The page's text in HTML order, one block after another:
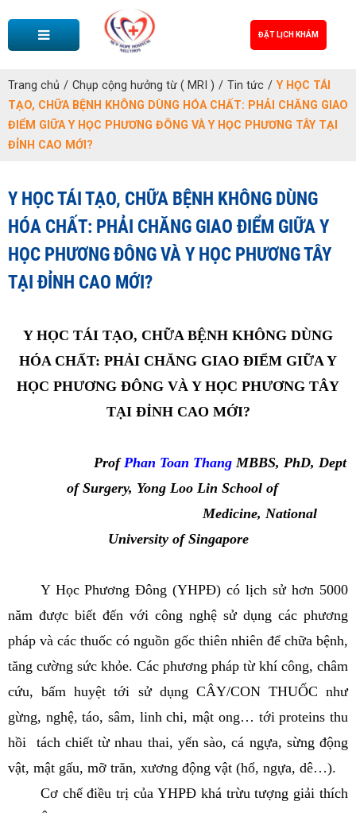
ĐẶT LỊCH KHÁM
Trang chủ / Chụp cộng hưởng từ ( MRI ) / Tin tức / Y HỌC TÁI
TẠO, CHỮA BỆNH KHÔNG DÙNG HÓA CHẤT: PHẢI CHĂNG GIAO
ĐIỂM GIỮA Y HỌC PHƯƠNG ĐÔNG VÀ Y HỌC PHƯƠNG TÂY TẠI
ĐỈNH CAO MỚI?
Y HỌC TÁI TẠO, CHỮA BỆNH KHÔNG DÙNG
HÓA CHẤT: PHẢI CHĂNG GIAO ĐIỂM GIỮA Y
HỌC PHƯƠNG ĐÔNG VÀ Y HỌC PHƯƠNG TÂY
TẠI ĐỈNH CAO MỚI?
Y HỌC TÁI TẠO, CHỮA BỆNH KHÔNG DÙNG
HÓA CHẤT: PHẢI CHĂNG GIAO ĐIỂM GIỮA Y
HỌC PHƯƠNG ĐÔNG VÀ Y HỌC PHƯƠNG TÂY
TẠI ĐỈNH CAO MỚI?
ProfPhan Toan ThangMBBS, PhD, Dept
of Surgery, Yong Loo Lin School of
Medicine, National
University of Singapore
Y Học Phương Đông (YHPĐ) có lịch sử hơn 5000
năm được biết đến với công nghệ sử dụng các phương
pháp và các thuốc có nguồn gốc thiên nhiên để chữa bệnh,
tăng cường sức khỏe. Các phương pháp từ khí công, châm
cứu, bấm huyệt tới sử dụng CÂY/CON THUỐC như
gừng, nghệ, táo, sâm, linh chi, mật ong… tới proteins thu
hồi tách chiết từ nhau thai, yến sào, cá ngựa, sừng động
vật, mật gấu, mỡ trăn, xương động vật (hổ, ngựa, dê…).
Cơ chế điều trị của YHPĐ khá trừu tượng giải thích